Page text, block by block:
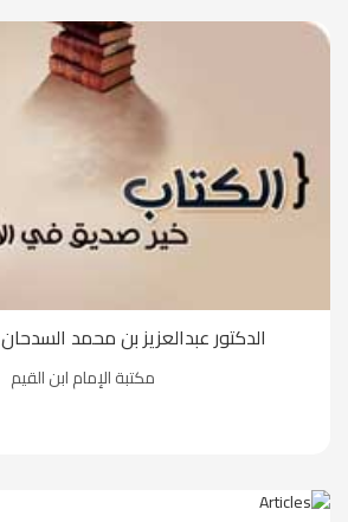
الدكتور عبدالعزيز بن محمد السدحان
مكتبة الإمام ابن القيم